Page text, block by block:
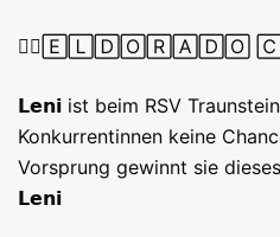
🚵‍♂️🄴🄻🄳🄾🅁🄰🄳🄾
𝗟𝗲𝗻𝗶 ist beim RSV
Konkurrentinnen keine
Vorsprung gewinnt sie
𝗟𝗲𝗻𝗶